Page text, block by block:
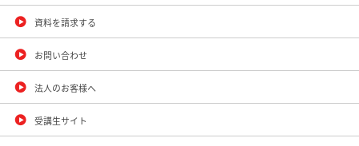
資料を請求する
お問い合わせ
法人のお客様へ
受講生サイト